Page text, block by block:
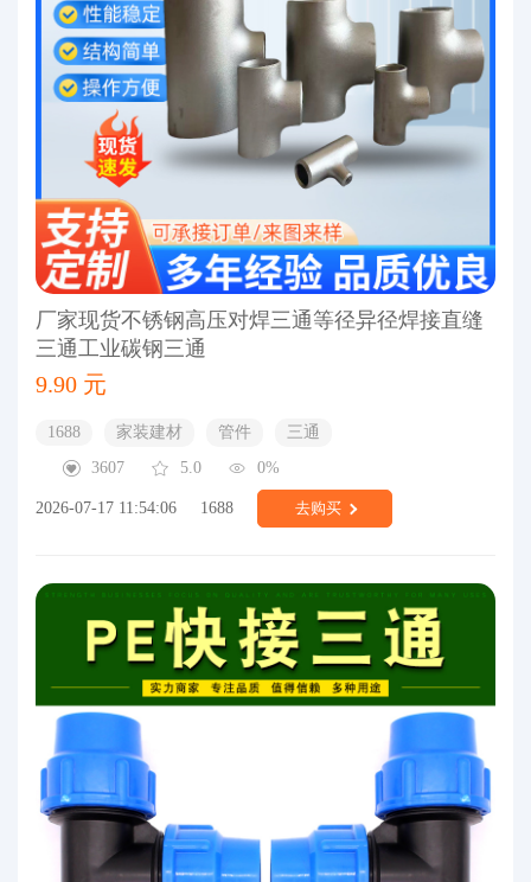
厂家现货不锈钢高压对焊三通等径异径焊接直缝
三通工业碳钢三通
9.90 元
1688 家装建材 管件
三通
3607
5.0 0%
2026-07-17 11:54:06 1688 去购买